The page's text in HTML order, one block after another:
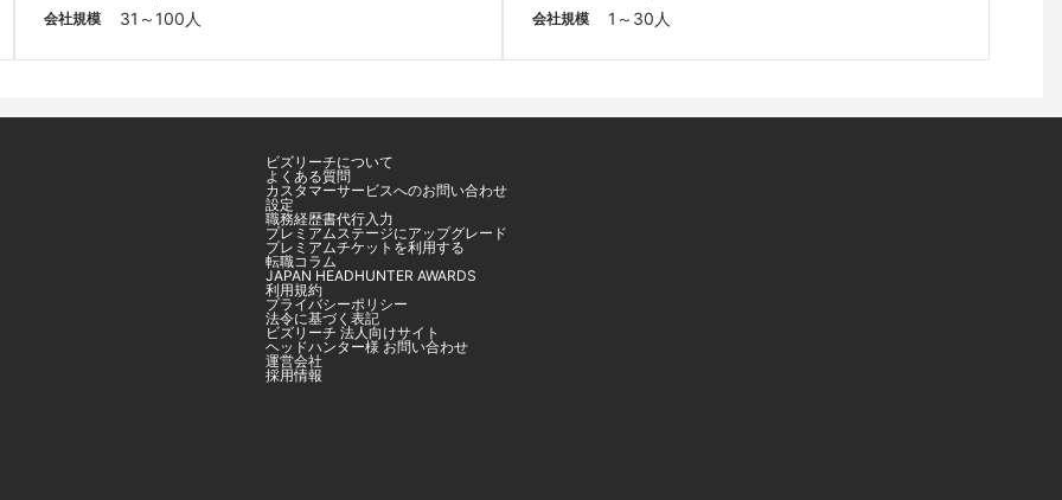
会社規模 31～100人 会社規模 1～30人
ビズリーチについて
よくある質問
カスタマーサービスへのお問い合わせ
設定
職務経歴書代行入力
プレミアムステージにアップグレード
プレミアムチケットを利用する
転職コラム
JAPAN HEADHUNTER AWARDS
利用規約
プライバシーポリシー
法令に基づく表記
ビズリーチ 法人向けサイト
ヘッドハンター様 お問い合わせ
運営会社
採用情報